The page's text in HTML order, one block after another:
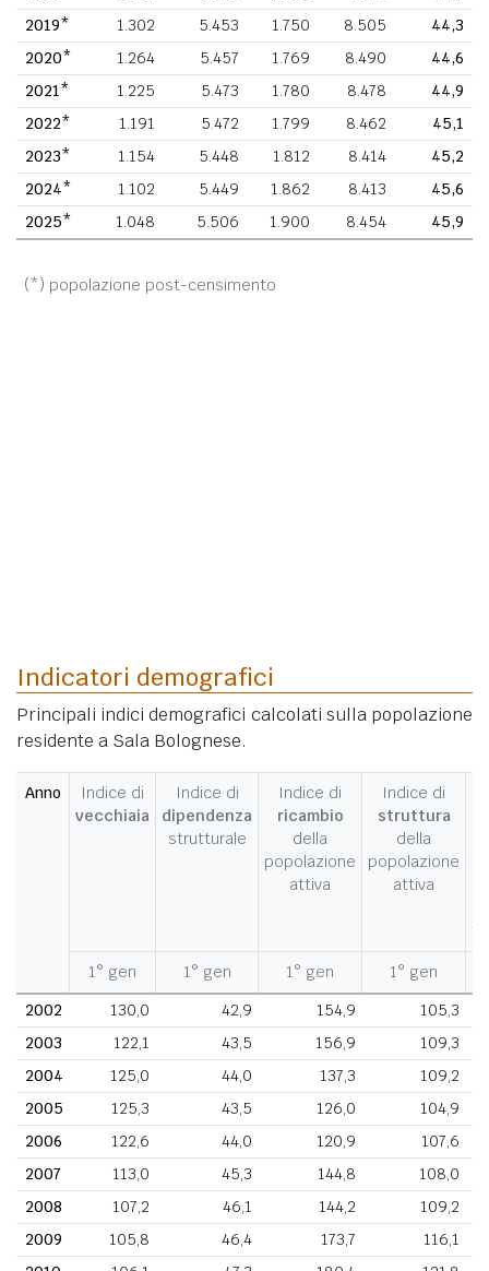
2019*
1.302 5.453 1.750 8.505
44,3
2020*
1.264 5.457 1.769 8.490
44,6
2021*
1.225 5.473 1.780 8.478
44,9
2022*
1.191 5.472 1.799 8.462
45,1
2023*
1.154 5.448 1.812 8.414
45,2
2024*
1.102 5.449 1.862 8.413
45,6
2025*
1.048 5.506 1.900 8.454 45,9
(*) popolazione post-censimento
Indicatori demografici
Principali indici demografici calcolati sulla popolazione
residente a Sala Bolognese.
Anno
Indice di
vecchiaia
Indice di
dipendenza
strutturale
Indice di
ricambio
della
popolazione
attiva
Indice di
struttura
della
popolazione
attiva
1° gen 1° gen 1° gen 1° gen
2002
130,0 42,9 154,9
105,3
2003
122,1 43,5 156,9
109,3
2004
125,0 44,0 137,3
109,2
2005
125,3 43,5 126,0
104,9
2006
122,6 44,0 120,9
107,6
2007
113,0 45,3 144,8
108,0
2008
107,2 46,1 144,2
109,2
2009
105,8 46,4 173,7
116,1